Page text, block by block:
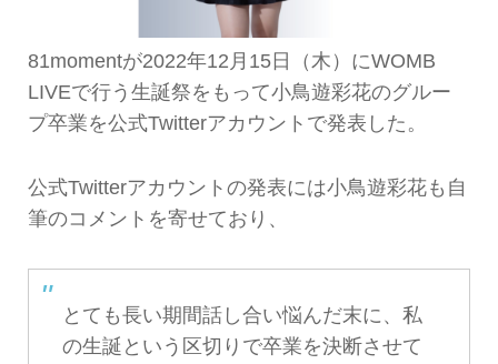
81momentが2022年12月15日（木）にWOMB
LIVEで行う生誕祭をもって小鳥遊彩花のグルー
プ卒業を公式Twitterアカウントで発表した。
公式Twitterアカウントの発表には小鳥遊彩花も自
筆のコメントを寄せており、
とても長い期間話し合い悩んだ末に、私
の生誕という区切りで卒業を決断させて